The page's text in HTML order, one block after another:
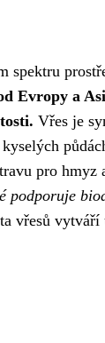
spektru
Evropy a
Vřes je
pro hmyz
podporuje
vřesů